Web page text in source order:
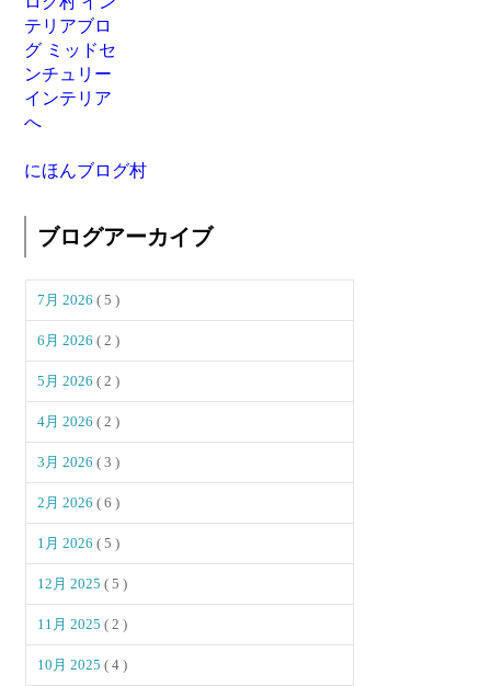
にほんブログ村
ブログアーカイブ
7月 2026( 5 )
6月 2026( 2 )
5月 2026( 2 )
4月 2026( 2 )
3月 2026( 3 )
2月 2026( 6 )
1月 2026( 5 )
12月 2025( 5 )
11月 2025( 2 )
10月 2025( 4 )